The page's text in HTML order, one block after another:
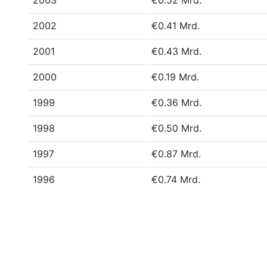
2002 €0.41 Mrd.
2001 €0.43 Mrd.
2000 €0.19 Mrd.
1999 €0.36 Mrd.
1998 €0.50 Mrd.
1997 €0.87 Mrd.
1996 €0.74 Mrd.